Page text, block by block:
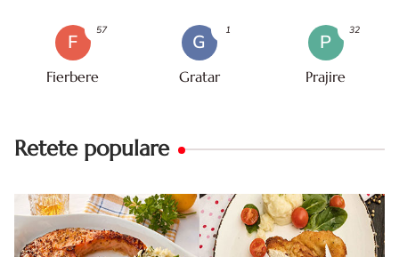
F
Fierbere
57
G
Gratar
1
P
Prajire
32
Retete populare